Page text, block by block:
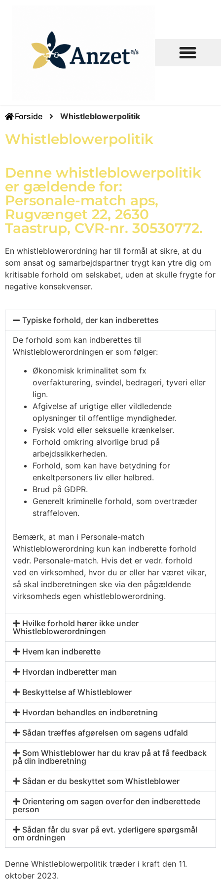
Forside Whistleblowerpolitik
Whistleblowerpolitik
Denne whistleblowerpolitik
er gældende for:
Personale-match aps,
Rugvænget 22, 2630
Taastrup, CVR-nr. 30530772.
En whistleblowerordning har til formål at sikre, at du
som ansat og samarbejdspartner trygt kan ytre dig om
kritisable forhold om selskabet, uden at skulle frygte for
negative konsekvenser.
Typiske forhold, der kan indberettes
De forhold som kan indberettes til
Whistleblowerordningen er som følger:
Økonomisk kriminalitet som fx
overfakturering, svindel, bedrageri, tyveri eller
lign.
Afgivelse af urigtige eller vildledende
oplysninger til offentlige myndigheder.
Fysisk vold eller seksuelle krænkelser.
Forhold omkring alvorlige brud på
arbejdssikkerheden.
Forhold, som kan have betydning for
enkeltpersoners liv eller helbred.
Brud på GDPR.
Generelt kriminelle forhold, som overtræder
straffeloven.
Bemærk, at man i Personale-match
Whistleblowerordning kun kan indberette forhold
vedr. Personale-match. Hvis det er vedr. forhold
ved en virksomhed, hvor du er eller har været vikar,
så skal indberetningen ske via den pågældende
virksomheds egen whistleblowerordning.
Hvilke forhold hører ikke under
Whistleblowerordningen
Hvem kan indberette
Hvordan indberetter man
Beskyttelse af Whistleblower
Hvordan behandles en indberetning
Sådan træffes afgørelsen om sagens udfald
Som Whistleblower har du krav på at få feedback
på din indberetning
Sådan er du beskyttet som Whistleblower
Orientering om sagen overfor den indberettede
person
Sådan får du svar på evt. yderligere spørgsmål
om ordningen
Denne Whistleblowerpolitik træder i kraft den 11.
oktober 2023.